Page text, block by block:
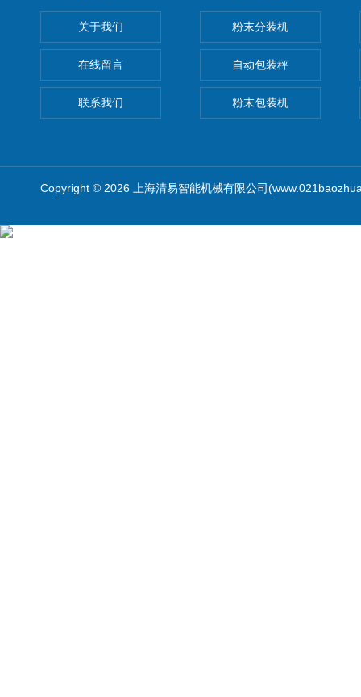
关于我们
在线留言
联系我们
粉末分装机
自动包装秤
粉末包装机
Copyright © 2026 上海清易智能机械有限公司